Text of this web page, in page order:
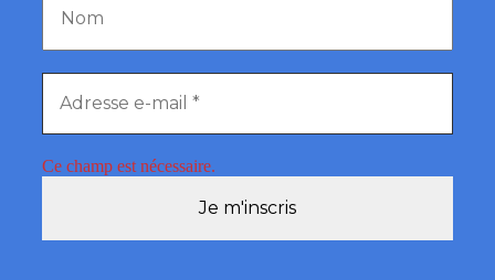
Ce champ est nécessaire.